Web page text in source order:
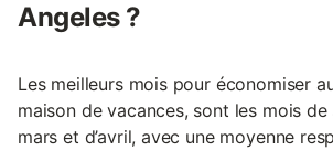
Angeles ?
Les meilleurs mois pour économiser
maison de vacances, sont les mois
mars et d’avril, avec une moyenne